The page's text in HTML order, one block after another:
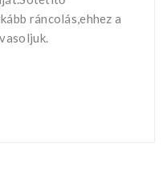
ráncolás,ehhez a